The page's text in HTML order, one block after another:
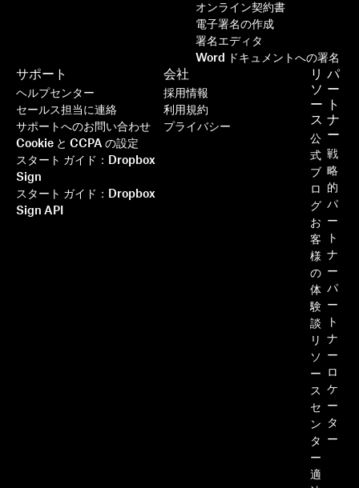
オンライン契約書
電子署名の作成
署名エディタ
Word ドキュメントへの署名
サポート
ヘルプセンター
セールス担当に連絡
サポートへのお問い合わせ
Cookie と CCPA の設定
スタート ガイド：Dropbox
Sign
スタート ガイド：Dropbox
Sign API
リ
ソ
ー
ス
公
式
ブ
ロ
グ
お
客
様
の
体
験
談
リ
ソ
ー
ス
セ
ン
タ
ー
適
パ
ー
ト
ナ
ー
戦
略
的
パ
ー
ト
ナ
ー
パ
ー
ト
ナ
ー
ロ
ケ
ー
タ
ー
会社
採用情報
利用規約
プライバシー